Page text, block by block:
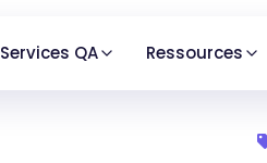
Services QA Ressources